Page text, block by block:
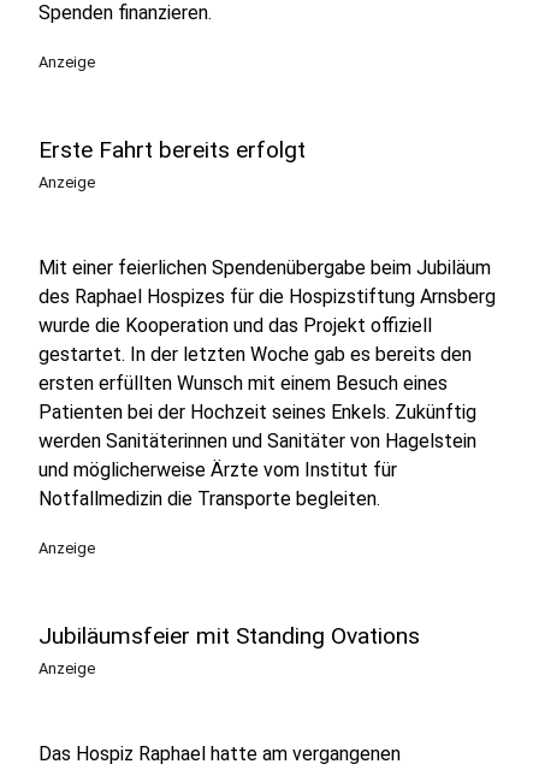
Spenden finanzieren.
Anzeige
Erste Fahrt bereits erfolgt
Anzeige
Mit einer feierlichen Spendenübergabe beim Jubiläum
des Raphael Hospizes für die Hospizstiftung Arnsberg
wurde die Kooperation und das Projekt offiziell
gestartet. In der letzten Woche gab es bereits den
ersten erfüllten Wunsch mit einem Besuch eines
Patienten bei der Hochzeit seines Enkels. Zukünftig
werden Sanitäterinnen und Sanitäter von Hagelstein
und möglicherweise Ärzte vom Institut für
Notfallmedizin die Transporte begleiten.
Anzeige
Jubiläumsfeier mit Standing Ovations
Anzeige
Das Hospiz Raphael hatte am vergangenen